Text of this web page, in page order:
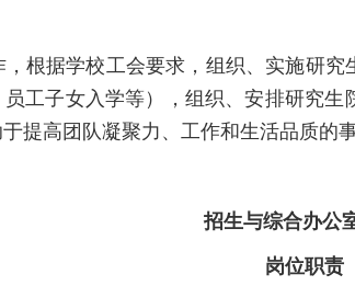
根据学校工会要求，组织、实施研
工子女入学等），组织、安排研究
提高团队凝聚力、工作和生活品质的事
招生与综合办公
岗位职责